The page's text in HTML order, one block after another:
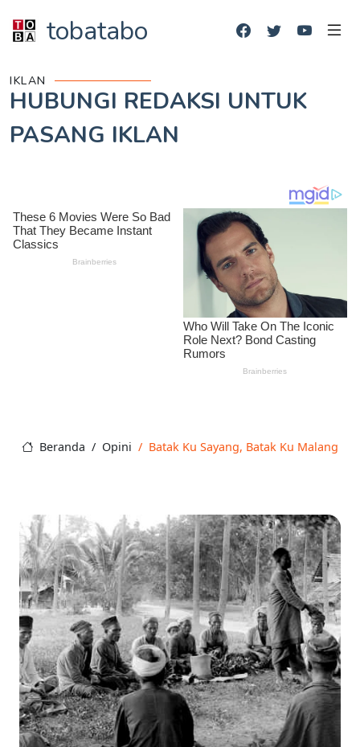
tobatabo
IKLAN
HUBUNGI REDAKSI UNTUK
PASANG IKLAN
Beranda Opini Batak Ku Sayang, Batak Ku Malang